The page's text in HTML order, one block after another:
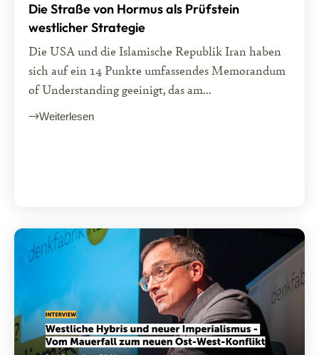
Die Straße von Hormus als Prüfstein
westlicher Strategie
Die USA und die Islamische Republik Iran haben
sich auf ein 14 Punkte umfassendes Memorandum
of Understanding geeinigt, das am...
Weiterlesen